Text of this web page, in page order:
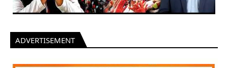
ADVERTISEMENT